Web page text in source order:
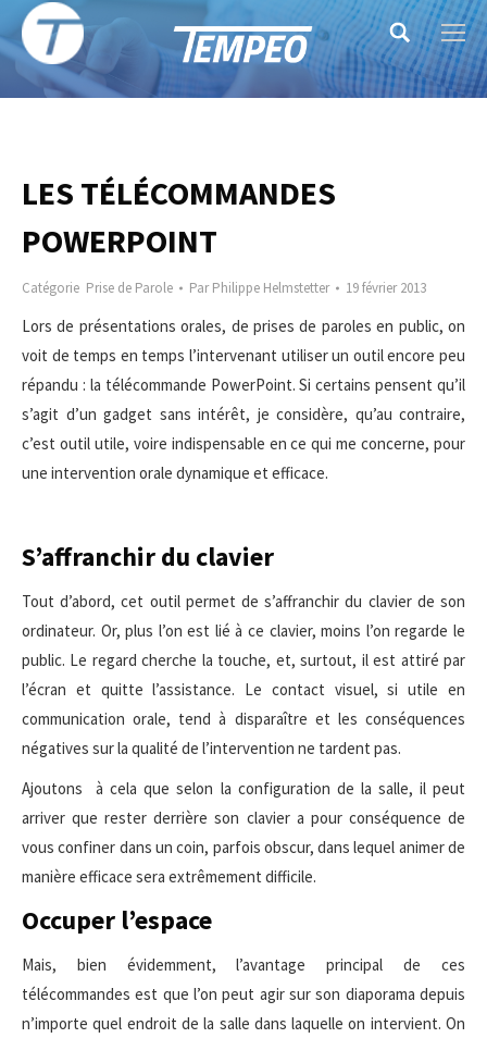
Search:
LES TÉLÉCOMMANDES
POWERPOINT
Catégorie Prise de Parole ParPhilippe Helmstetter 19 février 2013
Lors de présentations orales, de prises de paroles en public, on
voit de temps en temps l’intervenant utiliser un outil encore peu
répandu : la télécommande PowerPoint. Si certains pensent qu’il
s’agit d’un gadget sans intérêt, je considère, qu’au contraire,
c’est outil utile, voire indispensable en ce qui me concerne, pour
une intervention orale dynamique et efficace.
S’affranchir du clavier
Tout d’abord, cet outil permet de s’affranchir du clavier de son
ordinateur. Or, plus l’on est lié à ce clavier, moins l’on regarde le
public. Le regard cherche la touche, et, surtout, il est attiré par
l’écran et quitte l’assistance. Le contact visuel, si utile en
communication orale, tend à disparaître et les conséquences
négatives sur la qualité de l’intervention ne tardent pas.
Ajoutons à cela que selon la configuration de la salle, il peut
arriver que rester derrière son clavier a pour conséquence de
vous confiner dans un coin, parfois obscur, dans lequel animer de
manière efficace sera extrêmement difficile.
Occuper l’espace
Mais, bien évidemment, l’avantage principal de ces
télécommandes est que l’on peut agir sur son diaporama depuis
n’importe quel endroit de la salle dans laquelle on intervient. On